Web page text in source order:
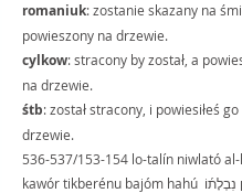
romaniuk: zostanie skazany na
powieszony na drzewie.
cylkow: stracony by został, a
na drzewie.
śtb: został stracony, i powiesiłeś go
drzewie.
536-537/153-154 lo-talín niwlató
kawór tikberénu bajóm hahú לֹא־תָלִ֨ין נִבְלָת֜וֹ